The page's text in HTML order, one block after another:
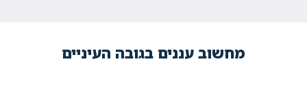
מחשוב עננים בגובה העיניים